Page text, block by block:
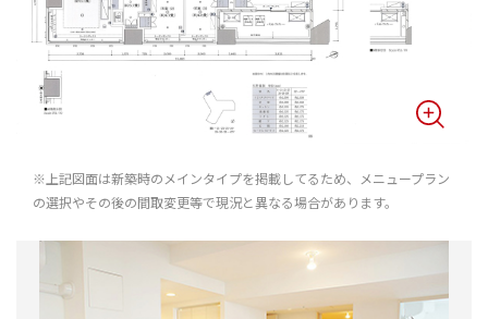
※上記図面は新築時のメインタイプを掲載してるため、メニュープラン
の選択やその後の間取変更等で現況と異なる場合があります。